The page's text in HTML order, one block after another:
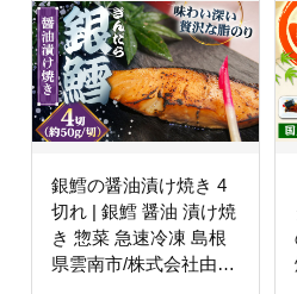
銀鱈の醤油漬け焼き 4
切れ | 銀鱈 醤油 漬け焼
き 惣菜 急速冷凍 島根
県雲南市/株式会社由多